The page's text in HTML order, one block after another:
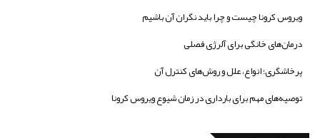
ویروس کرونا چیست و چرا باید نگران آن باشیم
درمان‌های خانگی برای آلرژی فصلی
پرخاشگری؛ انواع، علل و روش‌های کنترل آن
توصیه‌های مهم برای بارداری در زمان شیوع ویروس کرونا